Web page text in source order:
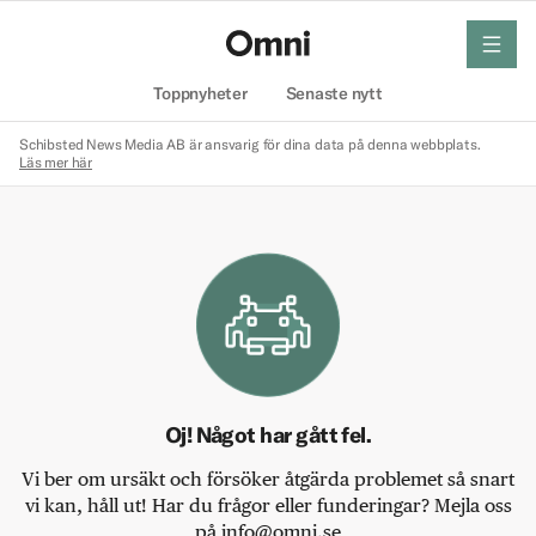
Toppnyheter Senaste nytt
meny
Schibsted News Media AB är ansvarig för dina data på denna webbplats.
Läs mer här
Oj! Något har gått fel.
Vi ber om ursäkt och försöker åtgärda problemet så snart
vi kan, håll ut! Har du frågor eller funderingar? Mejla oss